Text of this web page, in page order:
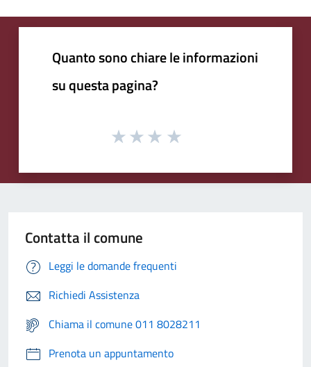
Quanto sono chiare le informazioni
su questa pagina?
Contatta il comune
Leggi le domande frequenti
Richiedi Assistenza
Chiama il comune 011 8028211
Prenota un appuntamento